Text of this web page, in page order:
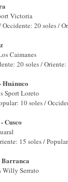
Victoria
20 soles /
Caimanes
20 soles /
Sport Loreto
10 soles /
Cusco
15 soles /
Willy Serrato